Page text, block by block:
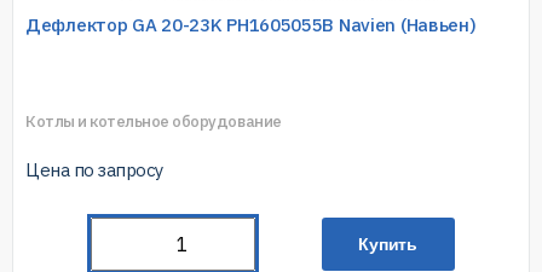
Дефлектор GA 20-23K PH1605055B Navien (Навьен)
Котлы и котельное оборудование
Цена по запросу
Купить